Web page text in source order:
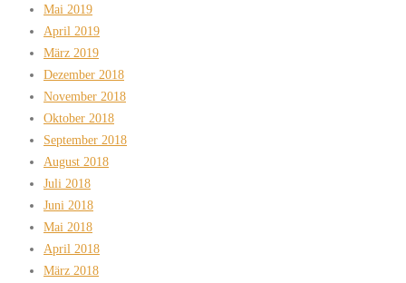
Mai 2019
April 2019
März 2019
Dezember 2018
November 2018
Oktober 2018
September 2018
August 2018
Juli 2018
Juni 2018
Mai 2018
April 2018
März 2018